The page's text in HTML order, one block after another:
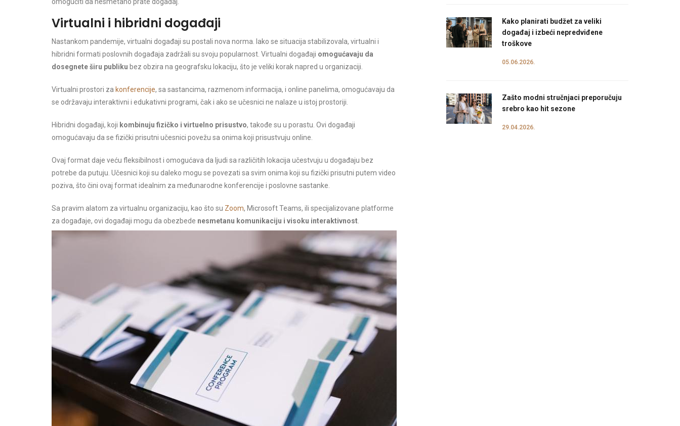
Virtualni i hibridni događaji
Nastankom pandemije, virtualni događaji su postali nova norma. Iako se situacija stabilizovala, virtualni i
hibridni formati poslovnih događaja zadržali su svoju popularnost. Virtualni događaji omogućavaju da
dosegnete širu publiku bez obzira na geografsku lokaciju, što je veliki korak napred u organizaciji.
Virtualni prostori za konferencije, sa sastancima, razmenom informacija, i online panelima, omogućavaju da
se održavaju interaktivni i edukativni programi, čak i ako se učesnici ne nalaze u istoj prostoriji.
Hibridni događaji, koji kombinuju fizičko i virtuelno prisustvo, takođe su u porastu. Ovi događaji
omogućavaju da se fizički prisutni učesnici povežu sa onima koji prisustvuju online.
Ovaj format daje veću fleksibilnost i omogućava da ljudi sa različitih lokacija učestvuju u događaju bez
potrebe da putuju. Učesnici koji su daleko mogu se povezati sa svim onima koji su fizički prisutni putem video
poziva, što čini ovaj format idealnim za međunarodne konferencije i poslovne sastanke.
Sa pravim alatom za virtualnu organizaciju, kao što su Zoom, Microsoft Teams, ili specijalizovane platforme
za događaje, ovi događaji mogu da obezbede nesmetanu komunikaciju i visoku interaktivnost
Kako planirati budžet za veliki
događaj i izbeći nepredviđene
troškove
05.06.2026.
Zašto modni stručnjaci preporučuju
srebro kao hit sezone
29.04.2026.